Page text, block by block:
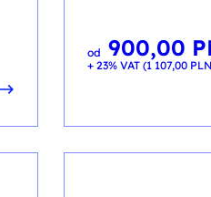
od 900,00
+ 23% VAT (1 107,00 PLN